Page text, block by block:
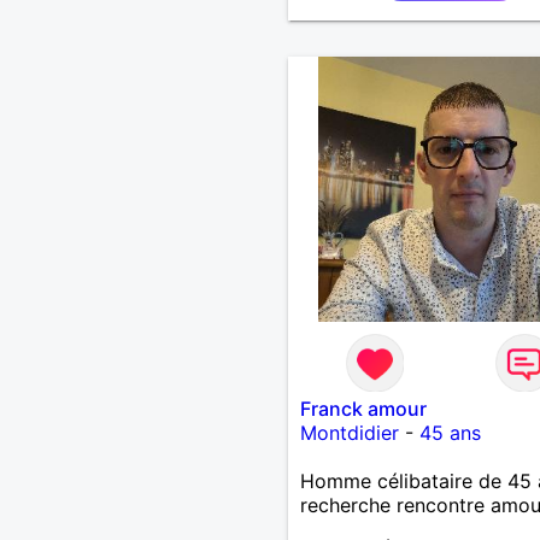
Franck amour
Montdidier- 45 ans
Homme célibataire de 45
recherche rencontre